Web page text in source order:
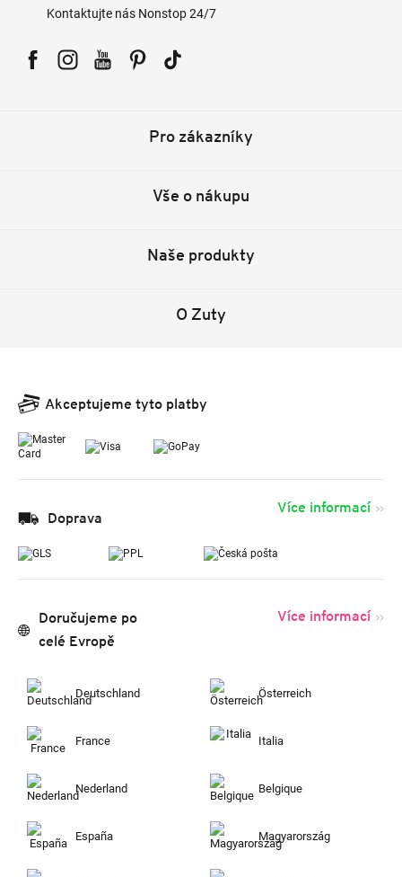
Kontaktujte nás Nonstop 24/7
Pro zákazníky
Vše o nákupu
Naše produkty
O Zuty
Akceptujeme tyto platby
Doprava
Více informací
Doručujeme po
celé Evropě
Více informací
Deutschland Österreich
France Italia
Nederland Belgique
España Magyarország